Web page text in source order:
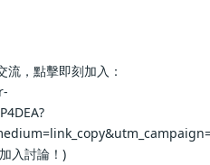
，點擊即刻加入：
入討論！)